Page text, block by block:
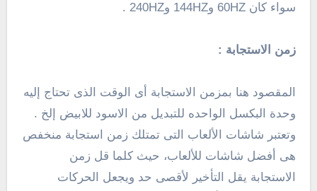
سواء كان 60HZ و144HZ و240HZ .
زمن الاستجابة :
المقصود هنا بمزمن الاستجابة أى الوقت الذى تحتاج إليه
وحدة البكسل الواحده للتبديل من الاسود للابيض إلخ .
وتعتبر شاشات الألعاب التى تمتلك زمن استجابة منخفص
هى أفضل شاشات للألعاب، حيث كلما قل زمن
الاستجابة يقل التأخير لأقصى حد ويجعل الحركات